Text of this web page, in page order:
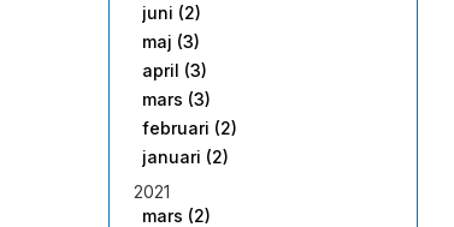
juni (2)
maj (3)
april (3)
mars (3)
februari (2)
januari (2)
2021
mars (2)